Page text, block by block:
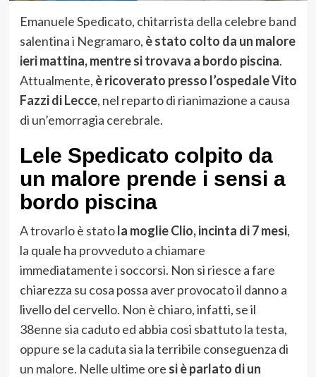
Emanuele Spedicato, chitarrista della celebre band
salentina i Negramaro, è stato colto da un malore
ieri mattina, mentre si trovava a bordo piscina.
Attualmente, è ricoverato presso l’ospedale Vito
Fazzi di Lecce, nel reparto di rianimazione a causa
di un’emorragia cerebrale.
Lele Spedicato colpito da
un malore prende i sensi a
bordo piscina
A trovarlo è statola moglie Clio, incinta di 7 mesi,
la quale ha provveduto a chiamare
immediatamente i soccorsi. Non si riesce a fare
chiarezza su cosa possa aver provocato il danno a
livello del cervello. Non è chiaro, infatti, se il
38enne sia caduto ed abbia così sbattuto la testa,
oppure se la caduta sia la terribile conseguenza di
un malore. Nelle ultime ore si è parlato di un